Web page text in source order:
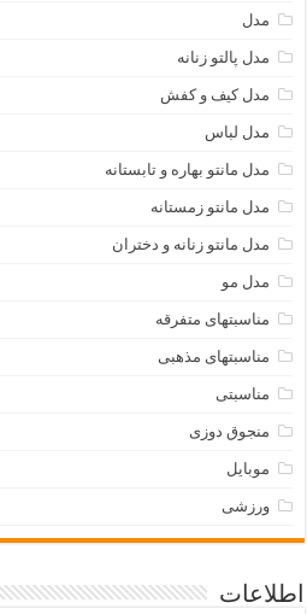
مدل
مدل پالتو زنانه
مدل کیف و کفش
مدل لباس
مدل مانتو بهاره و تابستانه
مدل مانتو زمستانه
مدل مانتو زنانه و دختران
مدل مو
مناسبتهای متفرقه
مناسبتهای مذهبی
مناسبتی
منجوق دوزی
موبایل
ورزشی
اطلاعات